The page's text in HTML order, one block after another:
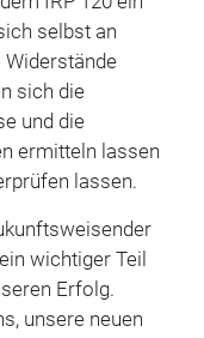
selbst an
sich die
und die
ermitteln lassen
lassen.
wichtiger Teil
Erfolg.
unsere neuen